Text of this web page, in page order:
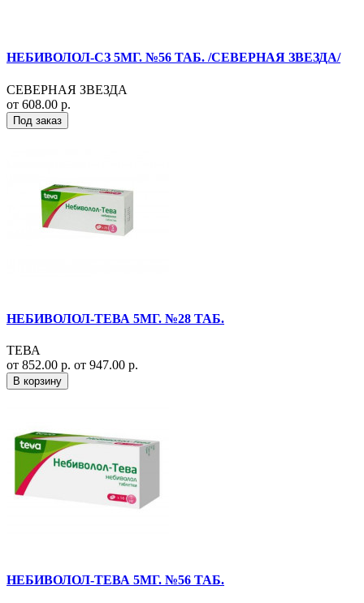
НЕБИВОЛОЛ-СЗ 5МГ. №56 ТАБ. /СЕВЕРНАЯ ЗВЕЗДА/
СЕВЕРНАЯ ЗВЕЗДА
от 608.00 р.
Под заказ
НЕБИВОЛОЛ-ТЕВА 5МГ. №28 ТАБ.
ТЕВА
от 852.00 р. от 947.00 р.
В корзину
НЕБИВОЛОЛ-ТЕВА 5МГ. №56 ТАБ.